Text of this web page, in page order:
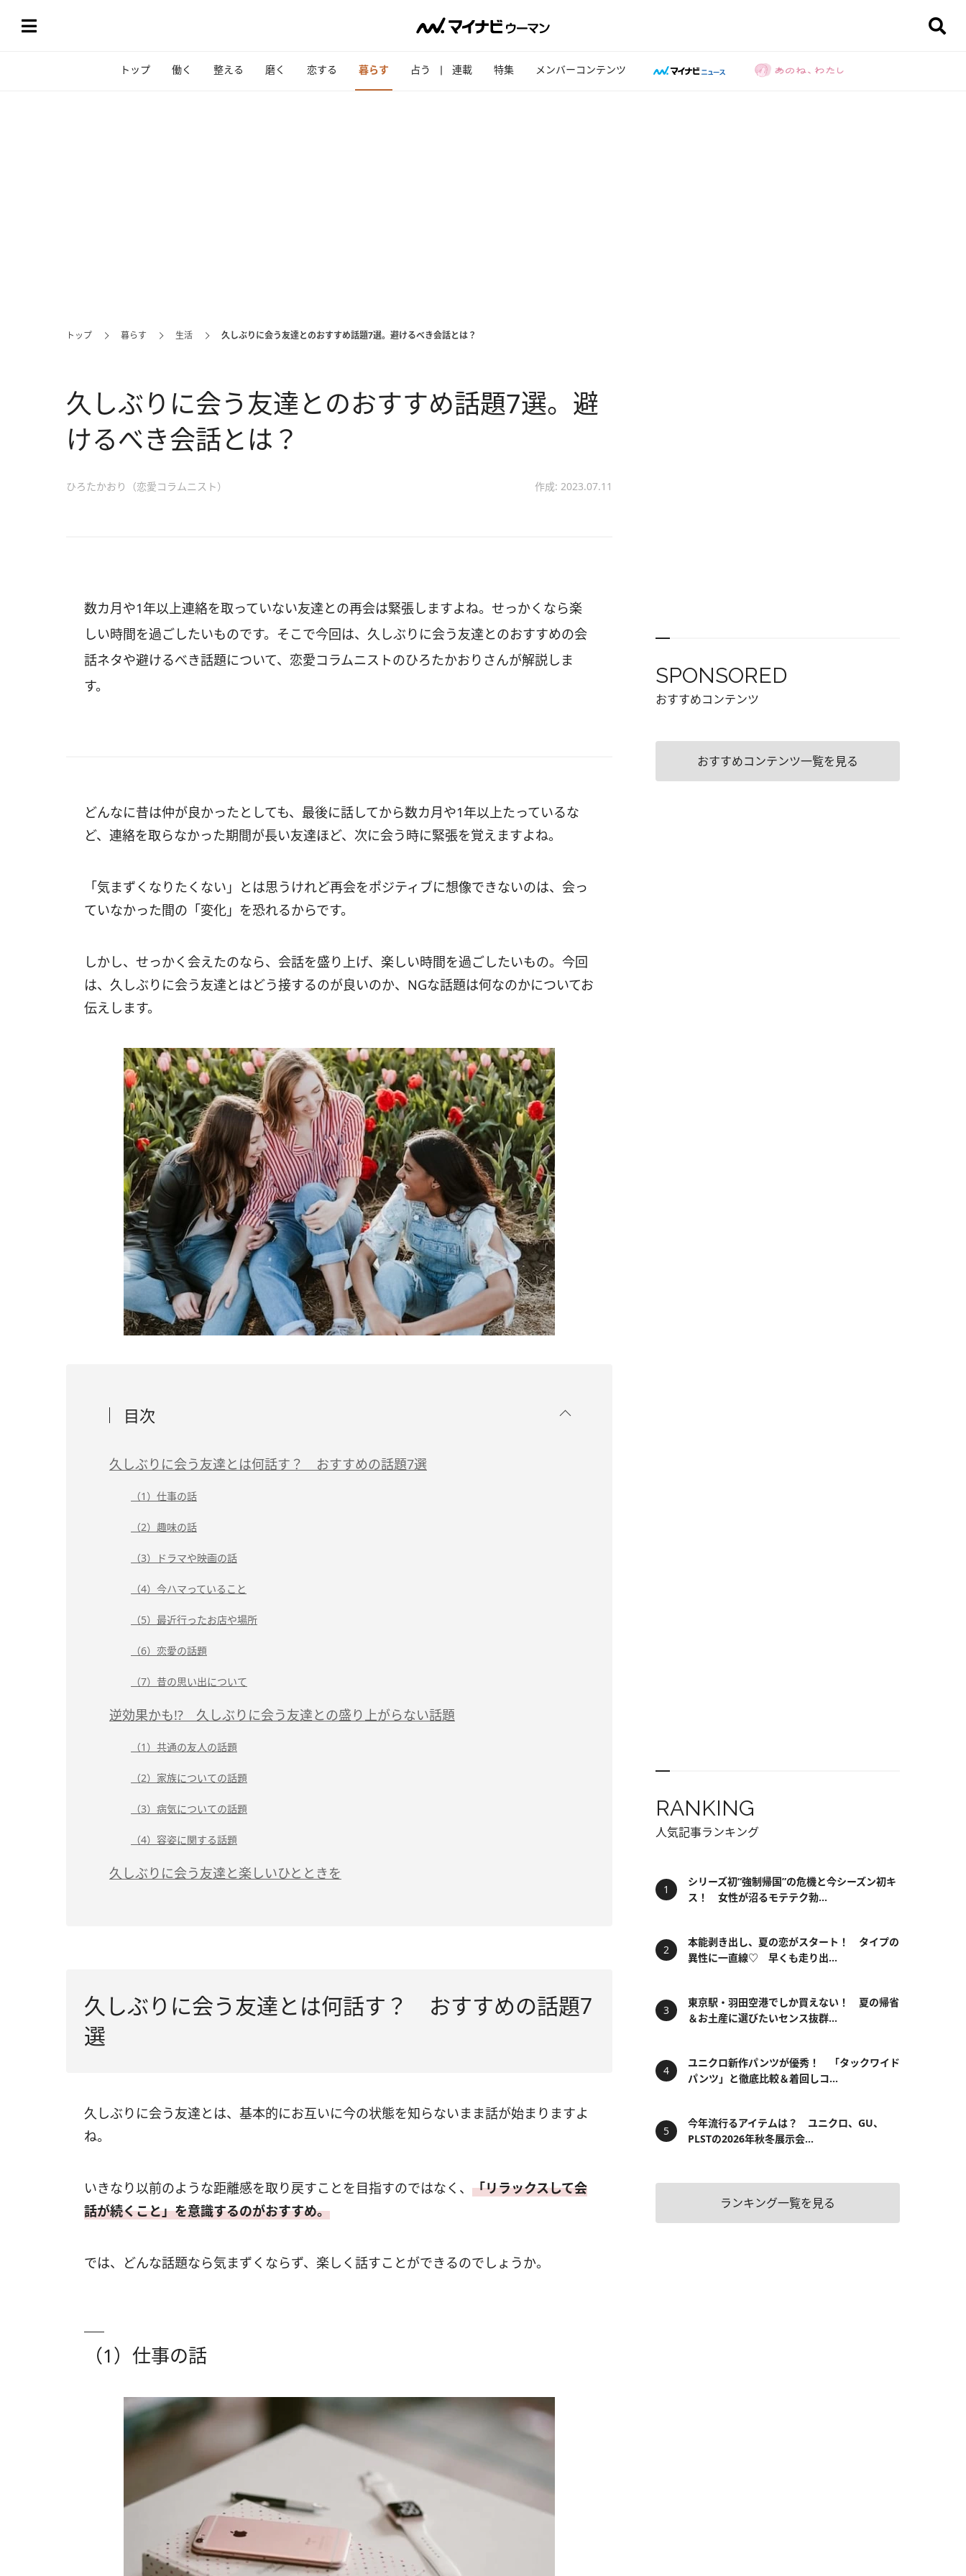
トップ 働く 整える 磨く 恋する 暮らす 占う 連載 特集 メンバーコンテンツ
トップ 暮らす 生活 久しぶりに会う友達とのおすすめ話題7選。避けるべき会話とは？
久しぶりに会う友達とのおすすめ話題7選。避
けるべき会話とは？
ひろたかおり（恋愛コラムニスト） 作成: 2023.07.11
数カ月や1年以上連絡を取っていない友達との再会は緊張しますよね。せっかくなら楽
しい時間を過ごしたいものです。そこで今回は、久しぶりに会う友達とのおすすめの会
話ネタや避けるべき話題について、恋愛コラムニストのひろたかおりさんが解説しま
す。
どんなに昔は仲が良かったとしても、最後に話してから数カ月や1年以上たっているな
ど、連絡を取らなかった期間が長い友達ほど、次に会う時に緊張を覚えますよね。
「気まずくなりたくない」とは思うけれど再会をポジティブに想像できないのは、会っ
ていなかった間の「変化」を恐れるからです。
しかし、せっかく会えたのなら、会話を盛り上げ、楽しい時間を過ごしたいもの。今回
は、久しぶりに会う友達とはどう接するのが良いのか、NGな話題は何なのかについてお
伝えします。
目次
久しぶりに会う友達とは何話す？ おすすめの話題7選
（1）仕事の話
（2）趣味の話
（3）ドラマや映画の話
（4）今ハマっていること
（5）最近行ったお店や場所
（6）恋愛の話題
（7）昔の思い出について
逆効果かも!? 久しぶりに会う友達との盛り上がらない話題
（1）共通の友人の話題
（2）家族についての話題
（3）病気についての話題
（4）容姿に関する話題
久しぶりに会う友達と楽しいひとときを
久しぶりに会う友達とは何話す？ おすすめの話題7
選
久しぶりに会う友達とは、基本的にお互いに今の状態を知らないまま話が始まりますよ
ね。
いきなり以前のような距離感を取り戻すことを目指すのではなく、 「リラックスして会
話が続くこと」を意識するのがおすすめ。
では、どんな話題なら気まずくならず、楽しく話すことができるのでしょうか。
（1）仕事の話
SPONSORED
おすすめコンテンツ
おすすめコンテンツ一覧を見る
RANKING
人気記事ランキング
シリーズ初“強制帰国”の危機と今シーズン初キ
ス！ 女性が沼るモテテク勃...
本能剥き出し、夏の恋がスタート！ タイプの
異性に一直線♡ 早くも走り出...
東京駅・羽田空港でしか買えない！ 夏の帰省
＆お土産に選びたいセンス抜群...
ユニクロ新作パンツが優秀！ 「タックワイド
パンツ」と徹底比較＆着回しコ...
今年流行るアイテムは？ ユニクロ、GU、
PLSTの2026年秋冬展示会...
ランキング一覧を見る